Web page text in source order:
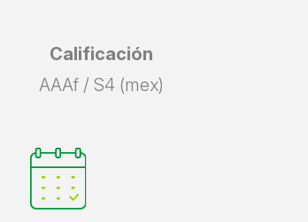
Calificación
AAAf / S4 (mex)